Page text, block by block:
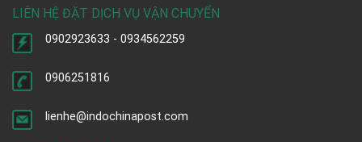
LIÊN HỆ ĐẶT DỊCH VỤ VẬN CHUYỂN
0902923633 - 0934562259
0906251816
lienhe@indochinapost.com